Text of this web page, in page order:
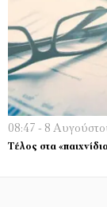
08:47 - 8
Τέλος στα